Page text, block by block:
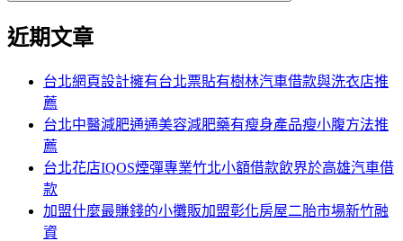
近期文章
台北網頁設計擁有台北票貼有樹林汽車借款與洗衣店推
薦
台北中醫減肥通通美容減肥藥有瘦身產品瘦小腹方法推
薦
台北花店IQOS煙彈專業竹北小額借款飲界於高雄汽車借
款
加盟什麼最賺錢的小攤販加盟彰化房屋二胎市場新竹融
資